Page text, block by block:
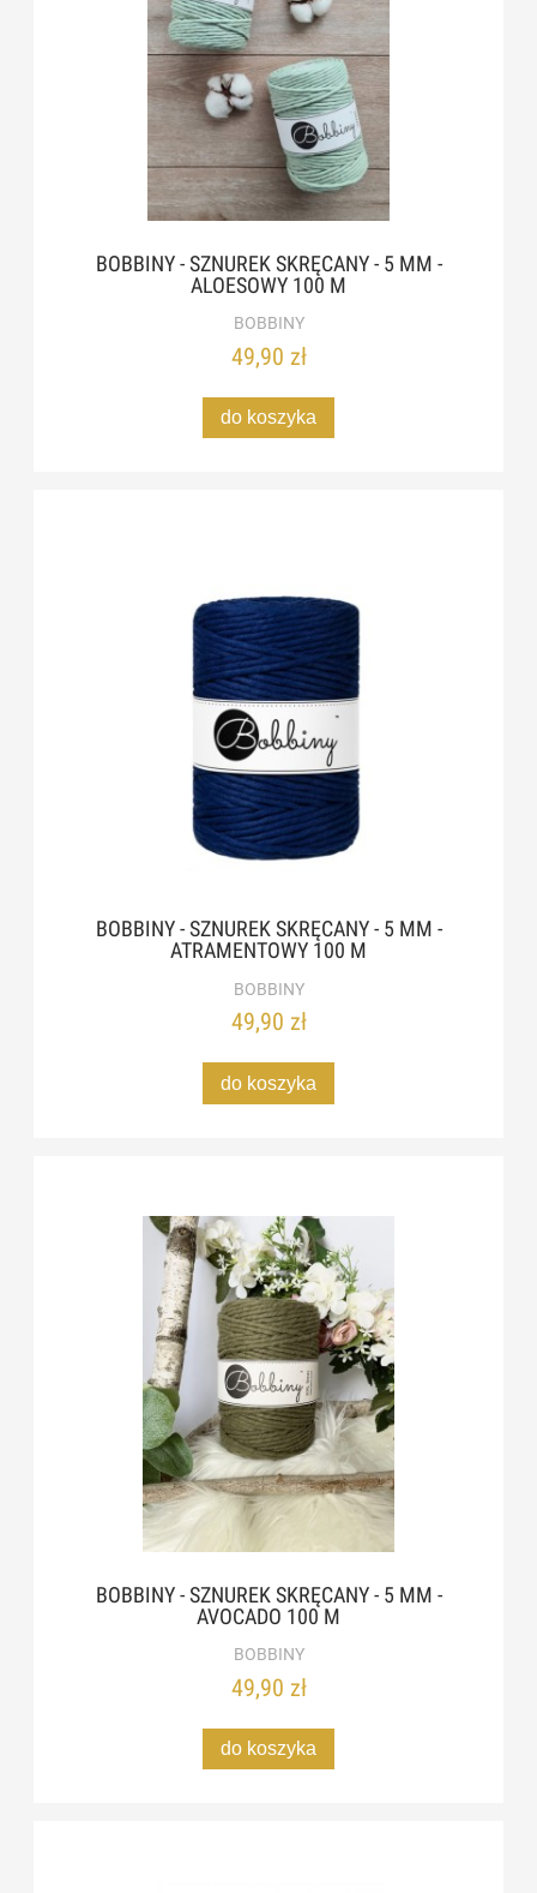
BOBBINY - SZNUREK SKRĘCANY - 5 MM -
ALOESOWY 100 M
BOBBINY
49,90 zł
do koszyka
BOBBINY - SZNUREK SKRĘCANY - 5 MM -
ATRAMENTOWY 100 M
BOBBINY
49,90 zł
do koszyka
BOBBINY - SZNUREK SKRĘCANY - 5 MM -
AVOCADO 100 M
BOBBINY
49,90 zł
do koszyka